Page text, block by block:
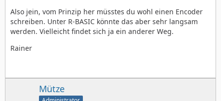
Also jein, vom Prinzip her müsstes du wohl einen Encoder
schreiben. Unter R-BASIC könnte das aber sehr langsam
werden. Vielleicht findet sich ja ein anderer Weg.
Rainer
Mütze